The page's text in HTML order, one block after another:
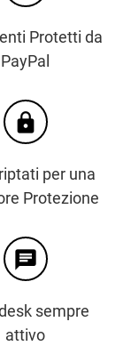
Protetti da
PayPal
https
per una
Protezione
chat
sempre
attivo